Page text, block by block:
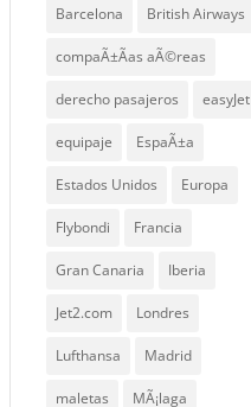
Barcelona British Airways
compaÃ±Ã­as aÃ©reas
derecho pasajeros easyJet
equipaje EspaÃ±a
Estados Unidos Europa
Flybondi Francia
Gran Canaria Iberia
Jet2.com Londres
Lufthansa Madrid
maletas MÃ¡laga